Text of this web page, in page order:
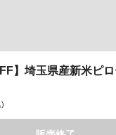
】埼玉県産新米ピ